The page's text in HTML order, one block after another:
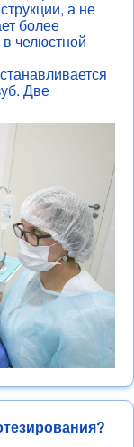
а не
более
челюстной
Две